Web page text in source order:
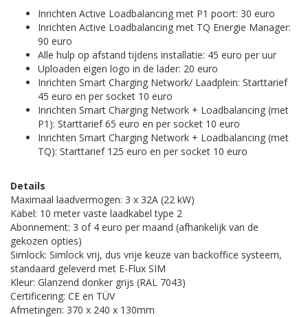
Inrichten Active Loadbalancing met P1 poort: 30 euro
Inrichten Active Loadbalancing met TQ Energie Manager:
90 euro
Alle hulp op afstand tijdens installatie: 45 euro per uur
Uploaden eigen logo in de lader: 20 euro
Inrichten Smart Charging Network/ Laadplein: Starttarief
45 euro en per socket 10 euro
Inrichten Smart Charging Network + Loadbalancing (met
P1): Starttarief 65 euro en per socket 10 euro
Inrichten Smart Charging Network + Loadbalancing (met
TQ): Starttarief 125 euro en per socket 10 euro
Details
Maximaal laadvermogen: 3 x 32A (22 kW)
Kabel: 10 meter vaste laadkabel type 2
Abonnement: 3 of 4 euro per maand (afhankelijk van de
gekozen opties)
Simlock: Simlock vrij, dus vrije keuze van backoffice systeem,
standaard geleverd met E-Flux SIM
Kleur: Glanzend donker grijs (RAL 7043)
Certificering: CE en TÜV
Afmetingen: 370 x 240 x 130mm